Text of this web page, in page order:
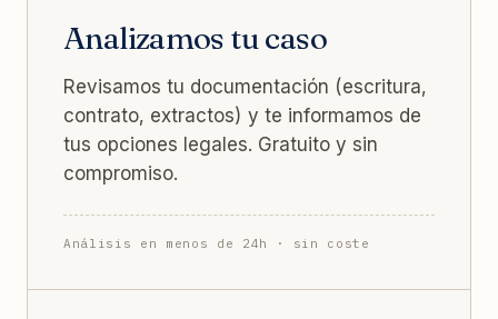
Analizamos tu caso
Revisamos tu documentación (escritura,
contrato, extractos) y te informamos de
tus opciones legales. Gratuito y sin
compromiso.
Análisis en menos de 24h · sin coste